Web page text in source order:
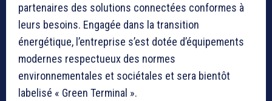
partenaires des solutions connectées conformes à
leurs besoins. Engagée dans la transition
énergétique, l’entreprise s’est dotée d’équipements
modernes respectueux des normes
environnementales et sociétales et sera bientôt
labelisé « Green Terminal ».